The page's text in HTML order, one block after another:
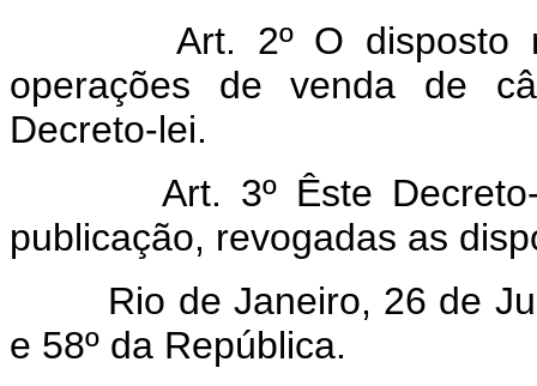
Art. 2º O disposto
operações de venda de
Decreto-lei.
Art. 3º Êste
publicação, revogadas as
Rio de Janeiro, 26 de
e 58º da República.